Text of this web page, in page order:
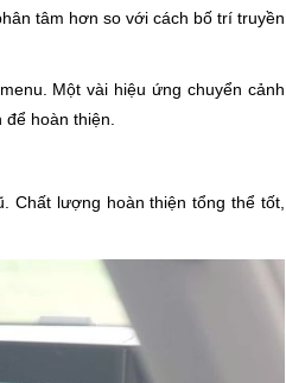
tâm hơn so với cách bố trí truyền
Một vài hiệu ứng chuyển cảnh
để hoàn thiện.
Chất lượng hoàn thiện tổng thể tốt,